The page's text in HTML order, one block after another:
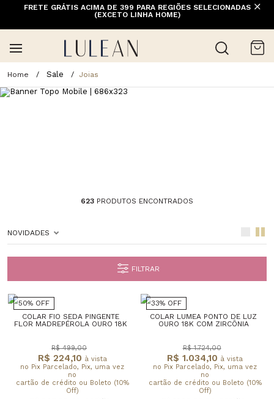
FRETE GRÁTIS ACIMA DE 399 PARA REGIÕES SELECIONADAS
(EXCETO LINHA HOME)
Sale Joias
623 PRODUTOS ENCONTRADOS
NOVIDADES
FILTRAR
50% OFF
COLAR FIO SEDA PINGENTE
FLOR MADREPÉROLA OURO 18K
R$ 224,10 à vista
no Pix Parcelado, Pix, uma vez
no
cartão de crédito ou Boleto (10%
Off)
R$ 499,00
33% OFF
COLAR LUMEA PONTO DE LUZ
OURO 18K COM ZIRCÔNIA
R$ 1.034,10 à vista
no Pix Parcelado, Pix, uma vez
no
cartão de crédito ou Boleto (10%
Off)
R$ 1.724,00